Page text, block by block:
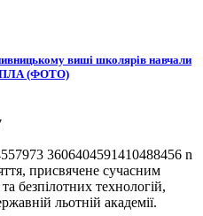
виші школярів навчали
БПЛА (ФОТО)
присвячене сучасним
безпілотних технологій,
льотній академії.